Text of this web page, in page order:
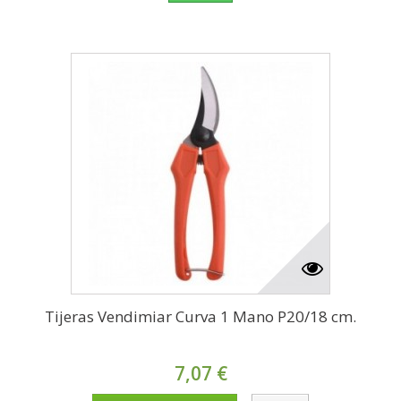
Tijeras Vendimiar Curva 1 Mano P20/18 cm.
7,07 €